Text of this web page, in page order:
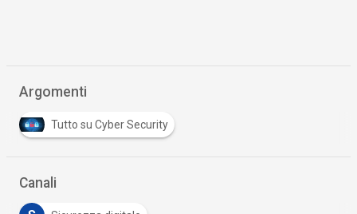
Argomenti
Tutto su Cyber Security
Canali